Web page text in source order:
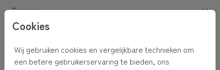
Cookies
Wij gebruiken cookies en vergelijkbare technieken om
een betere gebruikerservaring te bieden, ons
Trouwen
Service